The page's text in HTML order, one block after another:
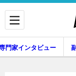
門家インタビュー